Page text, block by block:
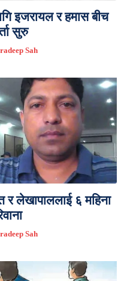
इजरायल र हमास बीच
सुरु
Sah
लेखापाललाई ६ महिना
Sah